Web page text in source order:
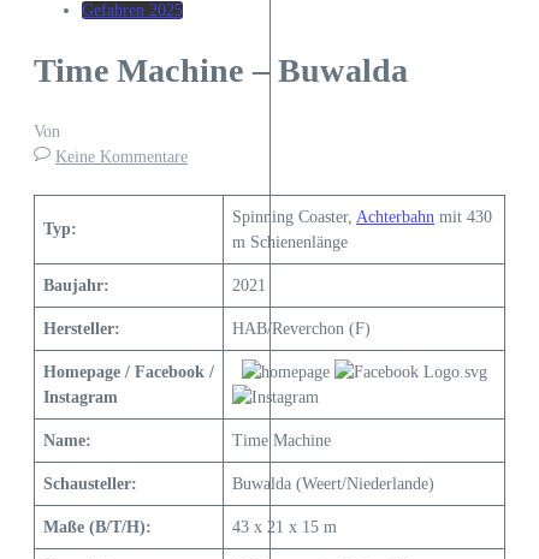
Gefahren 2025
Time Machine – Buwalda
Von
Keine Kommentare
Typ:
Spinning Coaster, Achterbahn mit 430
m Schienenlänge
Baujahr: 2021
Hersteller: HAB/Reverchon (F)
Homepage / Facebook /
Instagram
Name: Time Machine
Schausteller: Buwalda (Weert/Niederlande)
Maße (B/T/H): 43 x 21 x 15 m